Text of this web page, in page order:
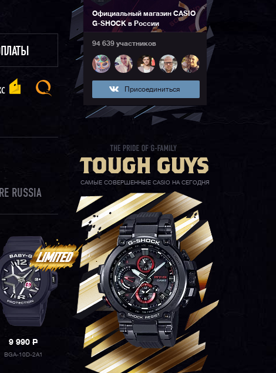
RUSSIA
9 990P
BGA-10D-2A1
Официальный магазин CASIO
G-SHOCK в России
94 639 участников
Присоединиться
САМЫЕ СОВЕРШЕННЫЕ CASIO НА СЕГОДНЯ